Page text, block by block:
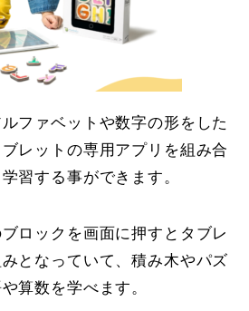
ファベットや数字の形をした
レットの専用アプリを組み合
習する事ができます。
ロックを画面に押すとタブレ
となっていて、積み木やパズ
算数を学べます。